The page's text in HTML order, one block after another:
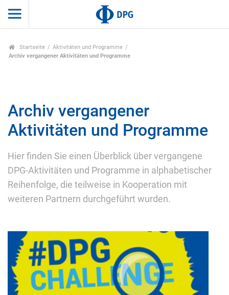
Startseite
Aktivitäten und Programme
Archiv vergangener Aktivitäten und Programme
Archiv vergangener
Aktivitäten und Programme
Hier finden Sie einen Überblick über vergangene
DPG-Aktivitäten und Programme in alphabetischer
Reihenfolge, die teilweise in Kooperation mit
weiteren Partnern durchgeführt wurden.